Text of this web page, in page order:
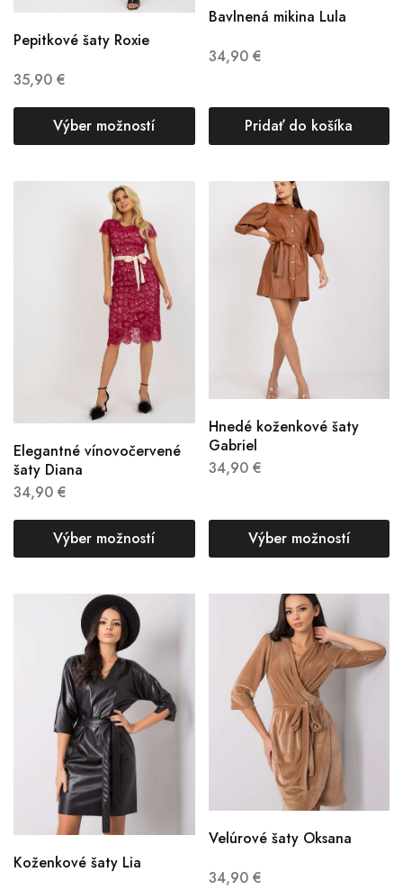
Pepitkové šaty Roxie
35,90 €
Výber možností
Bavlnená mikina Lula
34,90 €
Pridať do košíka
Elegantné vínovočervené
šaty Diana
34,90 €
Výber možností
Hnedé koženkové šaty
Gabriel
34,90 €
Výber možností
Koženkové šaty Lia
Velúrové šaty Oksana
34,90 €